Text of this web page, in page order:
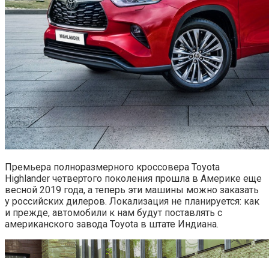
Премьера полноразмерного кроссовера Toyota
Highlander четвертого поколения прошла в Америке еще
весной 2019 года, а теперь эти машины можно заказать
у российских дилеров. Локализация не планируется: как
и прежде, автомобили к нам будут поставлять с
американского завода Toyota в штате Индиана.